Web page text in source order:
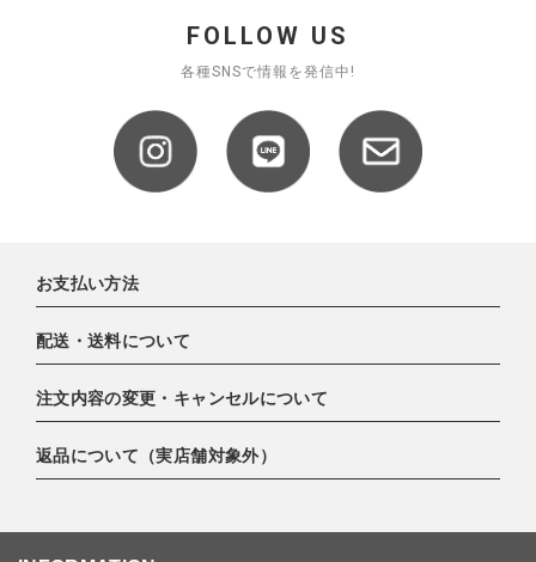
FOLLOW US
各種SNSで情報を発信中!
お支払い方法
下記お支払い方法よりお選びいただけます。
EXPRESS,Diners Club）
・PayPay
配送・送料について
配達業者：日本郵便
ゆうパック 800円
北海道：1,400円
ゆうパケット全国一律：360円
注文内容の変更・キャンセルについて
ご注文日当日から翌日のAM9:00までにご連絡頂いた場合はキャン
返品について（実店舗対象外）